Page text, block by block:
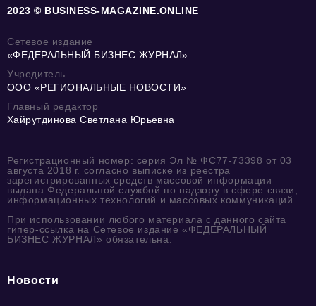
2023 © BUSINESS-MAGAZINE.ONLINE
Сетевое издание
«ФЕДЕРАЛЬНЫЙ БИЗНЕС ЖУРНАЛ»
Учредитель
ООО «РЕГИОНАЛЬНЫЕ НОВОСТИ»
Главный редактор
Хайрутдинова Светлана Юрьевна
Регистрационный номер: серия Эл № ФС77-73398 от 03
августа 2018 г. согласно выписке из реестра
зарегистрированных средств массовой информации
выдана Федеральной службой по надзору в сфере связи,
информационных технологий и массовых коммуникаций.
При использовании любого материала с данного сайта
гипер-ссылка на Сетевое издание «ФЕДЕРАЛЬНЫЙ
БИЗНЕС ЖУРНАЛ» обязательна.
Новости